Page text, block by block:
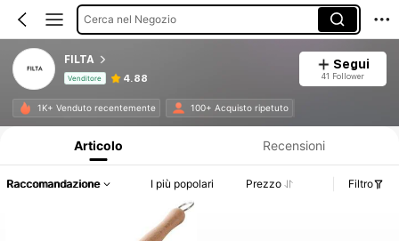
Cerca nel Negozio
FILTA
Venditore 4.88
Segui
41 Follower
1K+ Venduto recentemente 100+ Acquisto ripetuto
Articolo Recensioni
Raccomandazione I più popolari Prezzo Filtro